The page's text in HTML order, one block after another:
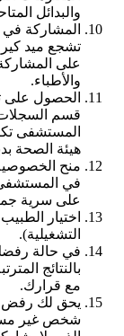
والبدائل
المشاركة
تشجع ميد كير
على
والأطباء.
الحصول على
قسم السجلات
المستشفى
هيئة الصحة
منح
في
على سرية
اختيار
التشغيلية).
في حالة
بالنتائج
مع قرارك.
يحق لك رفض
شخص غير